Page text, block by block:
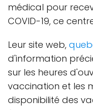
médical pour
COVID-19, ce
Leur site web,
d'information
sur les heures
vaccination et les
disponibilité des